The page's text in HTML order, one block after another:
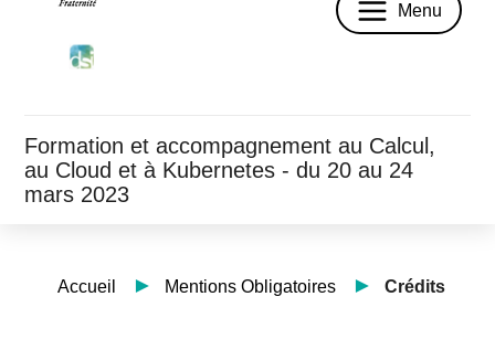
Menu
Formation et accompagnement au Calcul,
au Cloud et à Kubernetes - du 20 au 24
mars 2023
Accueil Mentions Obligatoires Crédits